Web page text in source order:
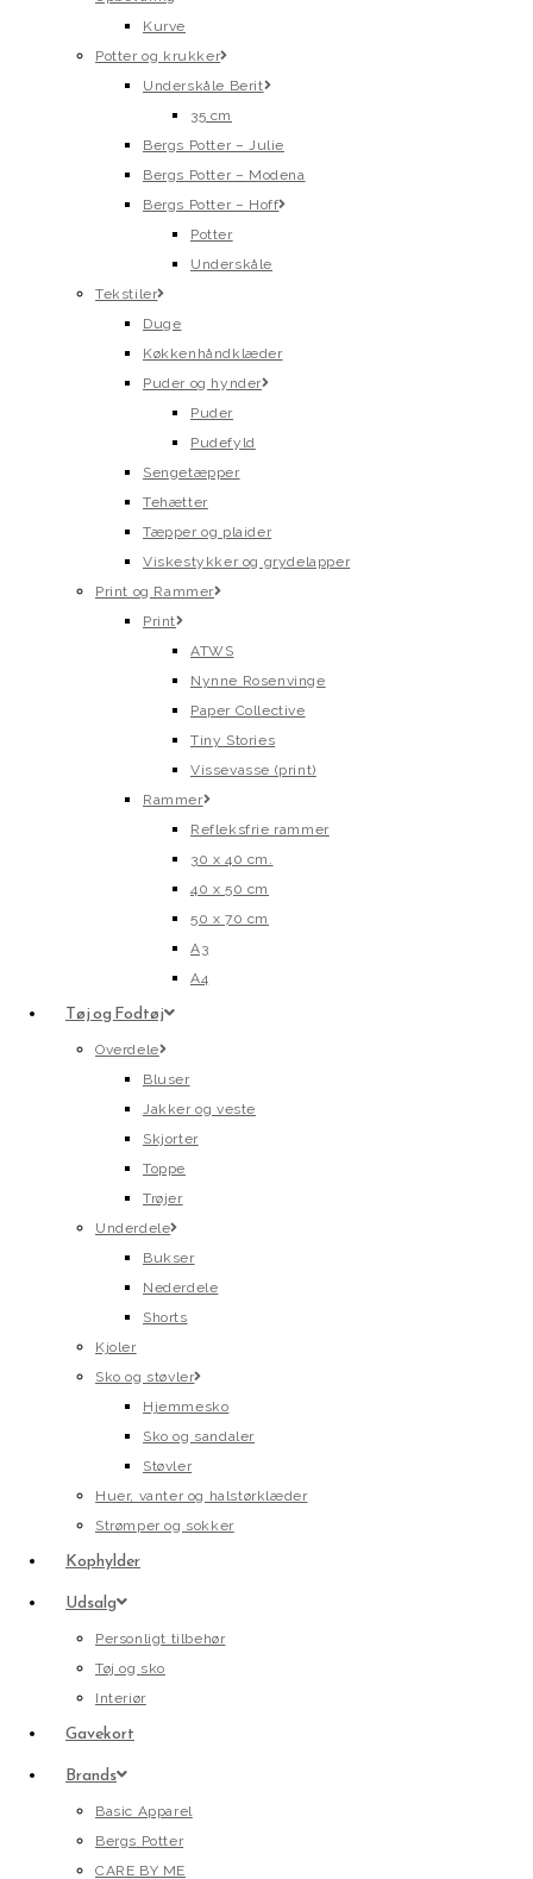
Kurve
Potter og krukker
Underskåle Berit
35 cm
Bergs Potter – Julie
Bergs Potter – Modena
Bergs Potter – Hoff
Potter
Underskåle
Tekstiler
Duge
Køkkenhåndklæder
Puder og hynder
Puder
Pudefyld
Sengetæpper
Tehætter
Tæpper og plaider
Viskestykker og grydelapper
Print og Rammer
Print
ATWS
Nynne Rosenvinge
Paper Collective
Tiny Stories
Vissevasse (print)
Rammer
Refleksfrie rammer
30 x 40 cm.
40 x 50 cm
50 x 70 cm
A3
A4
Tøj og Fodtøj
Overdele
Bluser
Jakker og veste
Skjorter
Toppe
Trøjer
Underdele
Bukser
Nederdele
Shorts
Kjoler
Sko og støvler
Hjemmesko
Sko og sandaler
Støvler
Huer, vanter og halstørklæder
Strømper og sokker
Kophylder
Udsalg
Personligt tilbehør
Tøj og sko
Interiør
Gavekort
Brands
Basic Apparel
Bergs Potter
CARE BY ME